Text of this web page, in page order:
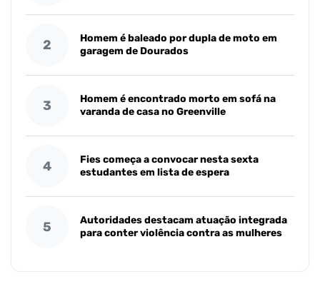
2
Homem é baleado por dupla de moto em
garagem de Dourados
3
Homem é encontrado morto em sofá na
varanda de casa no Greenville
4
Fies começa a convocar nesta sexta
estudantes em lista de espera
5
Autoridades destacam atuação integrada
para conter violência contra as mulheres